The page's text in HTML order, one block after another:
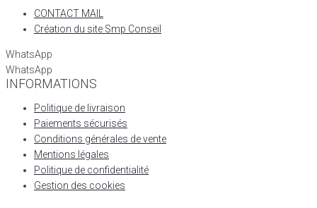
CONTACT MAIL
Création du site Smp Conseil
WhatsApp
WhatsApp
INFORMATIONS
Politique de livraison
Paiements sécurisés
Conditions générales de vente
Mentions légales
Politique de confidentialité
Gestion des cookies